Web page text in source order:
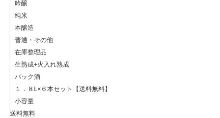
吟醸
純米
本醸造
普通・その他
在庫整理品
生熟成+火入れ熟成
パック酒
１．８L×６本セット【送料無料】
小容量
送料無料